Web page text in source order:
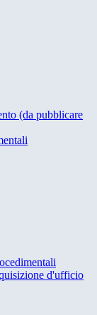
(da pubblicare
d'ufficio